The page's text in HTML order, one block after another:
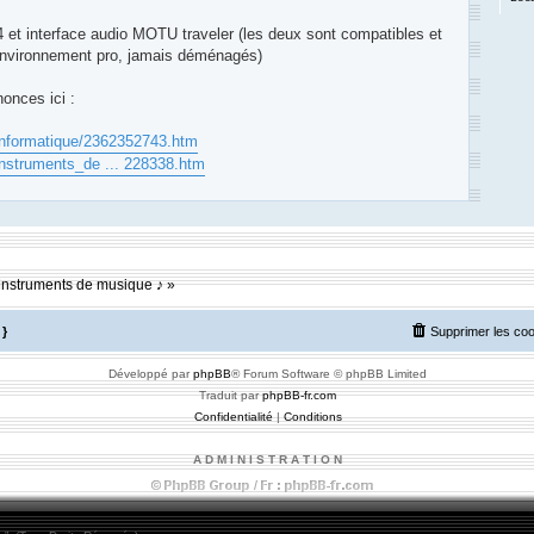
et interface audio MOTU traveler (les deux sont compatibles et
pro, jamais déménagés)
ici :
2362352743.htm
... 228338.htm
de musique ♪ »
} Supprimer les
Développé parphpBB® Forum Software © phpBB Limited
Traduit parphpBB-fr.com
Confidentialité|Conditions
A D M I N I S T R A T I O N